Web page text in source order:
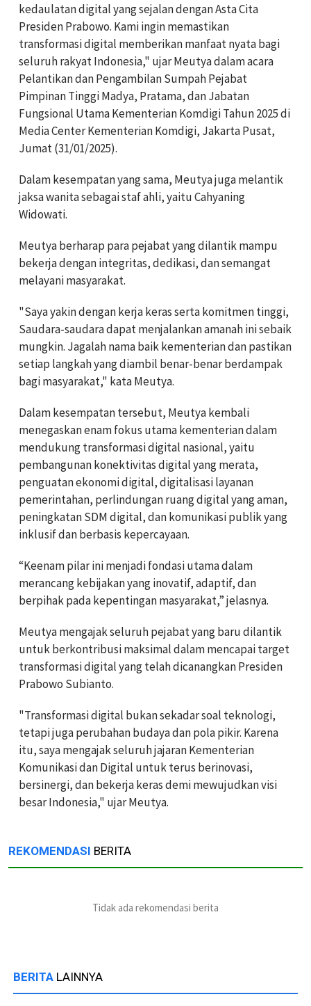
kedaulatan digital yang sejalan dengan Asta Cita
Presiden Prabowo. Kami ingin memastikan
transformasi digital memberikan manfaat nyata bagi
seluruh rakyat Indonesia," ujar Meutya dalam acara
Pelantikan dan Pengambilan Sumpah Pejabat
Pimpinan Tinggi Madya, Pratama, dan Jabatan
Fungsional Utama Kementerian Komdigi Tahun 2025 di
Media Center Kementerian Komdigi, Jakarta Pusat,
Jumat (31/01/2025).
Dalam kesempatan yang sama, Meutya juga melantik
jaksa wanita sebagai staf ahli, yaitu Cahyaning
Widowati.
Meutya berharap para pejabat yang dilantik mampu
bekerja dengan integritas, dedikasi, dan semangat
melayani masyarakat.
"Saya yakin dengan kerja keras serta komitmen tinggi,
Saudara-saudara dapat menjalankan amanah ini sebaik
mungkin. Jagalah nama baik kementerian dan pastikan
setiap langkah yang diambil benar-benar berdampak
bagi masyarakat," kata Meutya.
Dalam kesempatan tersebut, Meutya kembali
menegaskan enam fokus utama kementerian dalam
mendukung transformasi digital nasional, yaitu
pembangunan konektivitas digital yang merata,
penguatan ekonomi digital, digitalisasi layanan
pemerintahan, perlindungan ruang digital yang aman,
peningkatan SDM digital, dan komunikasi publik yang
inklusif dan berbasis kepercayaan.
“Keenam pilar ini menjadi fondasi utama dalam
merancang kebijakan yang inovatif, adaptif, dan
berpihak pada kepentingan masyarakat,” jelasnya.
Meutya mengajak seluruh pejabat yang baru dilantik
untuk berkontribusi maksimal dalam mencapai target
transformasi digital yang telah dicanangkan Presiden
Prabowo Subianto.
"Transformasi digital bukan sekadar soal teknologi,
tetapi juga perubahan budaya dan pola pikir. Karena
itu, saya mengajak seluruh jajaran Kementerian
Komunikasi dan Digital untuk terus berinovasi,
bersinergi, dan bekerja keras demi mewujudkan visi
besar Indonesia," ujar Meutya.
REKOMENDASI BERITA
Tidak ada rekomendasi berita
BERITA LAINNYA